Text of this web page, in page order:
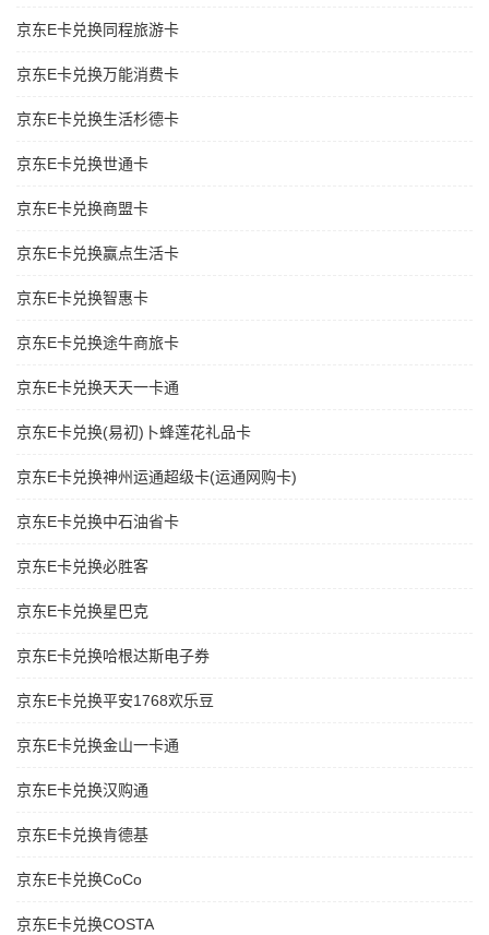
京东E卡兑换同程旅游卡
京东E卡兑换万能消费卡
京东E卡兑换生活杉德卡
京东E卡兑换世通卡
京东E卡兑换商盟卡
京东E卡兑换赢点生活卡
京东E卡兑换智惠卡
京东E卡兑换途牛商旅卡
京东E卡兑换天天一卡通
京东E卡兑换(易初)卜蜂莲花礼品卡
京东E卡兑换神州运通超级卡(运通网购卡)
京东E卡兑换中石油省卡
京东E卡兑换必胜客
京东E卡兑换星巴克
京东E卡兑换哈根达斯电子券
京东E卡兑换平安1768欢乐豆
京东E卡兑换金山一卡通
京东E卡兑换汉购通
京东E卡兑换肯德基
京东E卡兑换CoCo
京东E卡兑换COSTA